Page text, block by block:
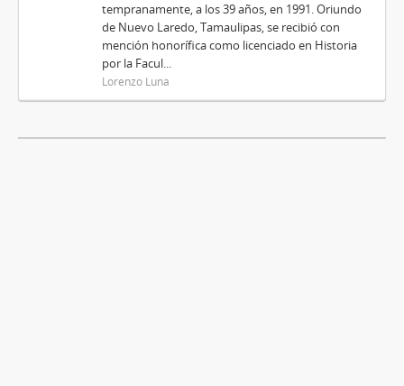
tempranamente, a los 39 años, en 1991. Oriundo
de Nuevo Laredo, Tamaulipas, se recibió con
mención honorífica como licenciado en Historia
por la Facul...
Lorenzo Luna